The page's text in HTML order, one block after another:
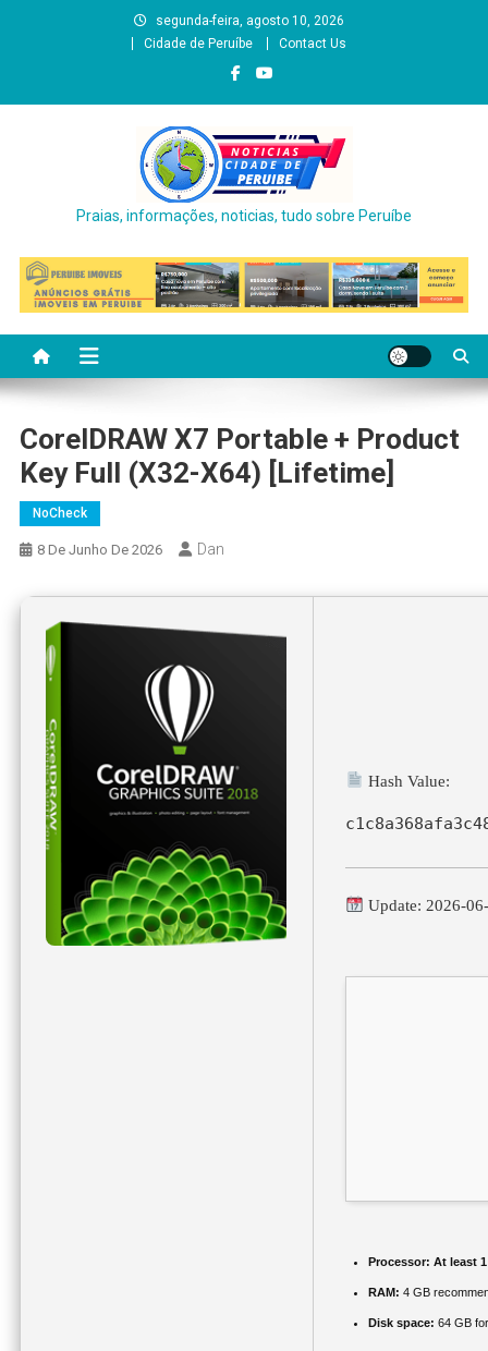
segunda-feira, agosto 10, 2026
Cidade de Peruíbe
Contact Us
Praias, informações, noticias, tudo sobre Peruíbe
CorelDRAW X7 Portable + Product
Key Full (x32-X64) [Lifetime]
NoCheck
8 De Junho De 2026 Dan
Hash Value:
Update: 2026-
Processor: At least
RAM: 4 GB
Disk space: 64 GB